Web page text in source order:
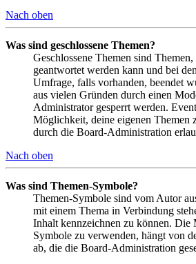
Nach oben
Was sind geschlossene Themen?
Geschlossene Themen sind
geantwortet werden kann und bei
Umfrage, falls vorhanden, beendet
aus vielen Gründen durch einen
Administrator gesperrt werden.
Möglichkeit, deine eigenen Themen
durch die Board-Administration
Nach oben
Was sind Themen-Symbole?
Themen-Symbole sind vom Autor
mit einem Thema in Verbindung
Inhalt kennzeichnen zu können.
Symbole zu verwenden, hängt von
ab, die die Board-Administration